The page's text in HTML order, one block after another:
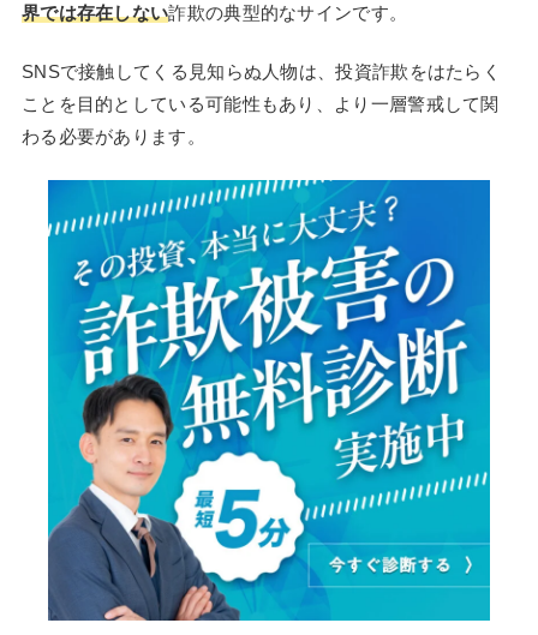
界では存在しない詐欺の典型的なサインです。
SNSで接触してくる見知らぬ人物は、投資詐欺をはたらく
ことを目的としている可能性もあり、より一層警戒して関
わる必要があります。